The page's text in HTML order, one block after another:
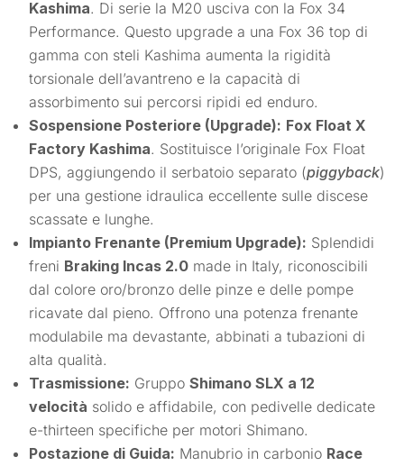
Kashima. Di serie la M20 usciva con la Fox 34
Performance. Questo upgrade a una Fox 36 top di
gamma con steli Kashima aumenta la rigidità
torsionale dell’avantreno e la capacità di
assorbimento sui percorsi ripidi ed enduro.
Sospensione Posteriore (Upgrade): Fox Float X
Factory Kashima. Sostituisce l’originale Fox Float
DPS, aggiungendo il serbatoio separato (piggyback)
per una gestione idraulica eccellente sulle discese
scassate e lunghe.
Impianto Frenante (Premium Upgrade): Splendidi
freni Braking Incas 2.0 made in Italy, riconoscibili
dal colore oro/bronzo delle pinze e delle pompe
ricavate dal pieno. Offrono una potenza frenante
modulabile ma devastante, abbinati a tubazioni di
alta qualità.
Trasmissione: GruppoShimano SLX a 12
velocità solido e affidabile, con pedivelle dedicate
e-thirteen specifiche per motori Shimano.
Postazione di Guida: Manubrio in carbonio Race